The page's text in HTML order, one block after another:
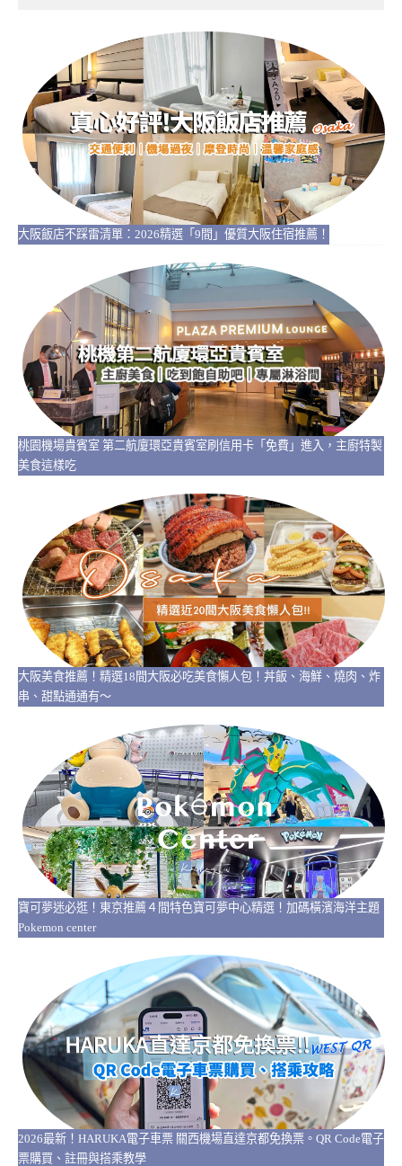
大阪飯店不踩雷清單：2026精選「9間」優質大阪住宿推薦！
桃園機場貴賓室 第二航廈環亞貴賓室刷信用卡「免費」進入，主廚特製
美食這樣吃
大阪美食推薦！精選18間大阪必吃美食懶人包！丼飯、海鮮、燒肉、炸
串、甜點通通有～
寶可夢迷必逛！東京推薦４間特色寶可夢中心精選！加碼橫濱海洋主題
Pokemon center
2026最新！HARUKA電子車票 關西機場直達京都免換票。QR Code電子
票購買、註冊與搭乘教學